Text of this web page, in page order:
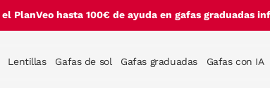
el PlanVeo hasta 100€ de ayuda en gafas graduadas
Lentillas Gafas de sol Gafas graduadas Gafas con IA